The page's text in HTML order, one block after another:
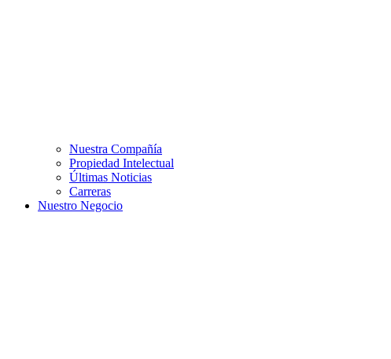
Nuestra Compañía
Propiedad Intelectual
Últimas Noticias
Carreras
Nuestro Negocio